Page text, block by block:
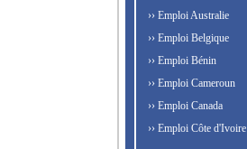
›› Emploi Australie
›› Emploi Belgique
›› Emploi Bénin
›› Emploi Cameroun
›› Emploi Canada
›› Emploi Côte d'Ivoire